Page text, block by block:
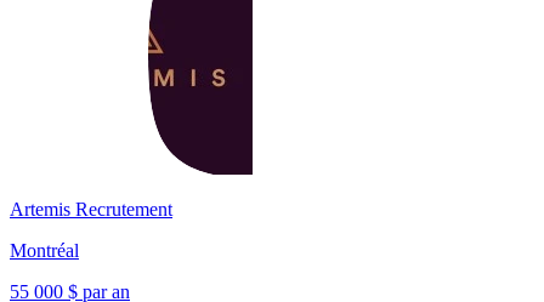
Artemis Recrutement
Montréal
55 000 $ par an